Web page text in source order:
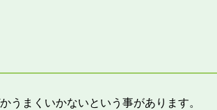
うまくいかないという事があります。